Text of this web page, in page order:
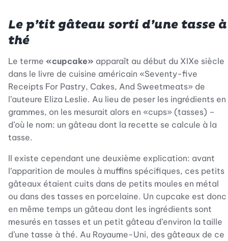
Le p’tit gâteau sorti d’une tasse à
thé
Le terme «cupcake» apparaît au début du XIXe siècle
dans le livre de cuisine américain «Seventy-five
Receipts For Pastry, Cakes, And Sweetmeats» de
l’auteure Eliza Leslie. Au lieu de peser les ingrédients en
grammes, on les mesurait alors en «cups» (tasses) –
d’où le nom: un gâteau dont la recette se calcule à la
tasse.
Il existe cependant une deuxième explication: avant
l’apparition de moules à muffins spécifiques, ces petits
gâteaux étaient cuits dans de petits moules en métal
ou dans des tasses en porcelaine. Un cupcake est donc
en même temps un gâteau dont les ingrédients sont
mesurés en tasses et un petit gâteau d’environ la taille
d’une tasse à thé. Au Royaume-Uni, des gâteaux de ce